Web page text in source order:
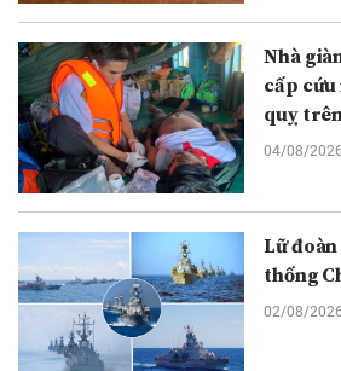
Nhà
cấp
quỵ
04/08/
Lữ
thống
02/08/